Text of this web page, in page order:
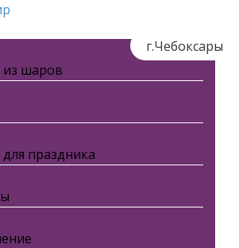
г.Чебоксары
шаров
праздника